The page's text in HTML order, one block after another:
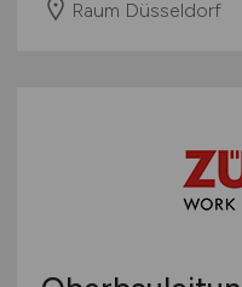
Raum Düsseldorf